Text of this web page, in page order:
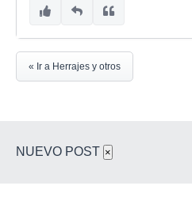
« Ir a Herrajes y otros
NUEVO POST ×